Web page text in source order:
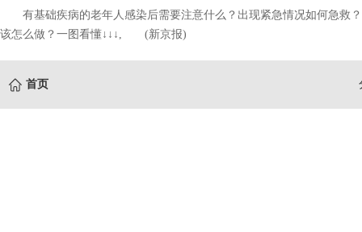
有基础疾病的老年人感染后需要注意什么？出现紧急情况如何急救
该怎么做？一图看懂↓↓↓, (新京报)
首页